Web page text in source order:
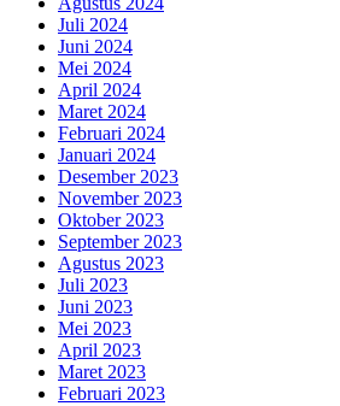
Juli 2024
Juni 2024
Mei 2024
April 2024
Maret 2024
Februari 2024
Januari 2024
Desember 2023
November 2023
Oktober 2023
September 2023
Agustus 2023
Juli 2023
Juni 2023
Mei 2023
April 2023
Maret 2023
Februari 2023